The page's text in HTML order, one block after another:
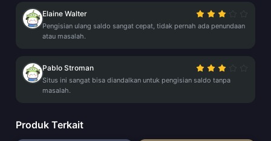
Elaine Walter
Pengisian ulang saldo sangat cepat, tidak pernah ada penundaan
atau masalah.
Pablo Stroman
Situs ini sangat bisa diandalkan untuk pengisian saldo tanpa
masalah.
Produk Terkait